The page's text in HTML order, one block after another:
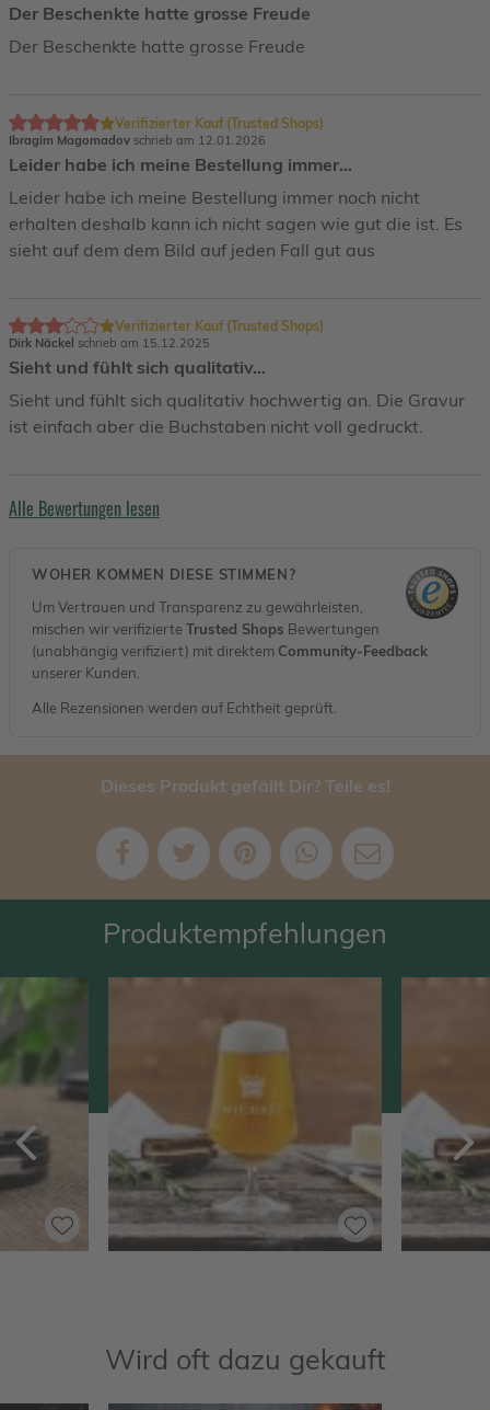
Der Beschenkte hatte grosse Freude
Der Beschenkte hatte grosse Freude
Ibragim Magomadov schrieb am 12.01.2026
Verifizierter Kauf (Trusted Shops)
Leider habe ich meine Bestellung immer…
Leider habe ich meine Bestellung immer noch nicht
erhalten deshalb kann ich nicht sagen wie gut die ist. Es
sieht auf dem dem Bild auf jeden Fall gut aus
Dirk Näckel schrieb am 15.12.2025
Verifizierter Kauf (Trusted Shops)
Sieht und fühlt sich qualitativ…
Sieht und fühlt sich qualitativ hochwertig an. Die Gravur
ist einfach aber die Buchstaben nicht voll gedruckt.
Alle Bewertungen lesen
WOHER KOMMEN DIESE STIMMEN?
Um Vertrauen und Transparenz zu gewährleisten,
mischen wir verifizierteTrusted Shops Bewertungen
(unabhängig verifiziert) mit direktem Community-Feedback
unserer Kunden.
Alle Rezensionen werden auf Echtheit geprüft.
Dieses Produkt gefällt Dir? Teile es!
Produktempfehlungen
Zurück
Wird oft dazu gekauft